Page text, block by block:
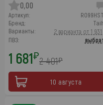
0,00
Артикул:
Бренд:
Варианты:
2 варианта от 1
ПВЗ:
1 681₽2 401₽
10 августа